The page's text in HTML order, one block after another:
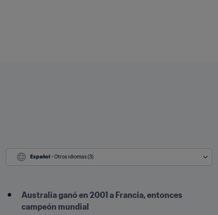
Español - Otros idiomas (3)
Australia ganó en 2001 a Francia, entonces
campeón mundial